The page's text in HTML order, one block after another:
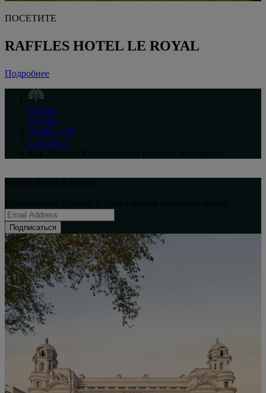
ПОСЕТИТЕ
RAFFLES HOTEL LE ROYAL
Подробнее
Raffles
Russian
Raffles 1887
Cambodia
Подписаться